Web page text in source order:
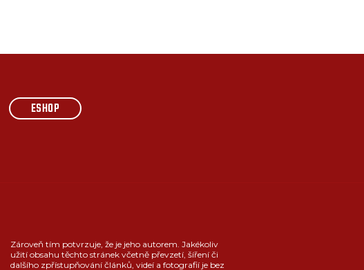
ESHOP
Zároveň tím potvrzuje, že je jeho autorem. Jakékoliv
užití obsahu těchto stránek včetně převzetí, šíření či
dalšího zpřístupňování článků, videí a fotografií je bez